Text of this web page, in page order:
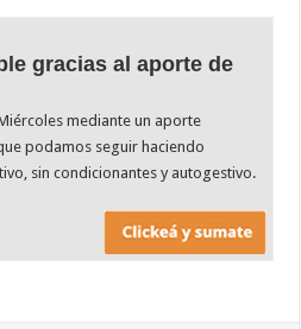
gracias al aporte de
mediante un aporte
podamos seguir haciendo
sin condicionantes y autogestivo.